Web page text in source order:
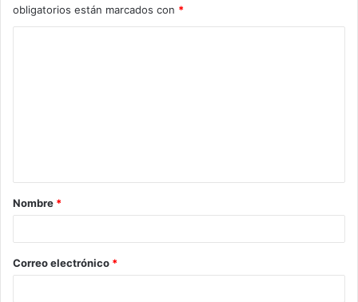
obligatorios están marcados con *
a
r
*
Nombre *
Correo electrónico *